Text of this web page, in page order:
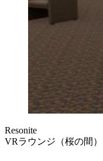
Resonite
VRラウンジ（桜の間）